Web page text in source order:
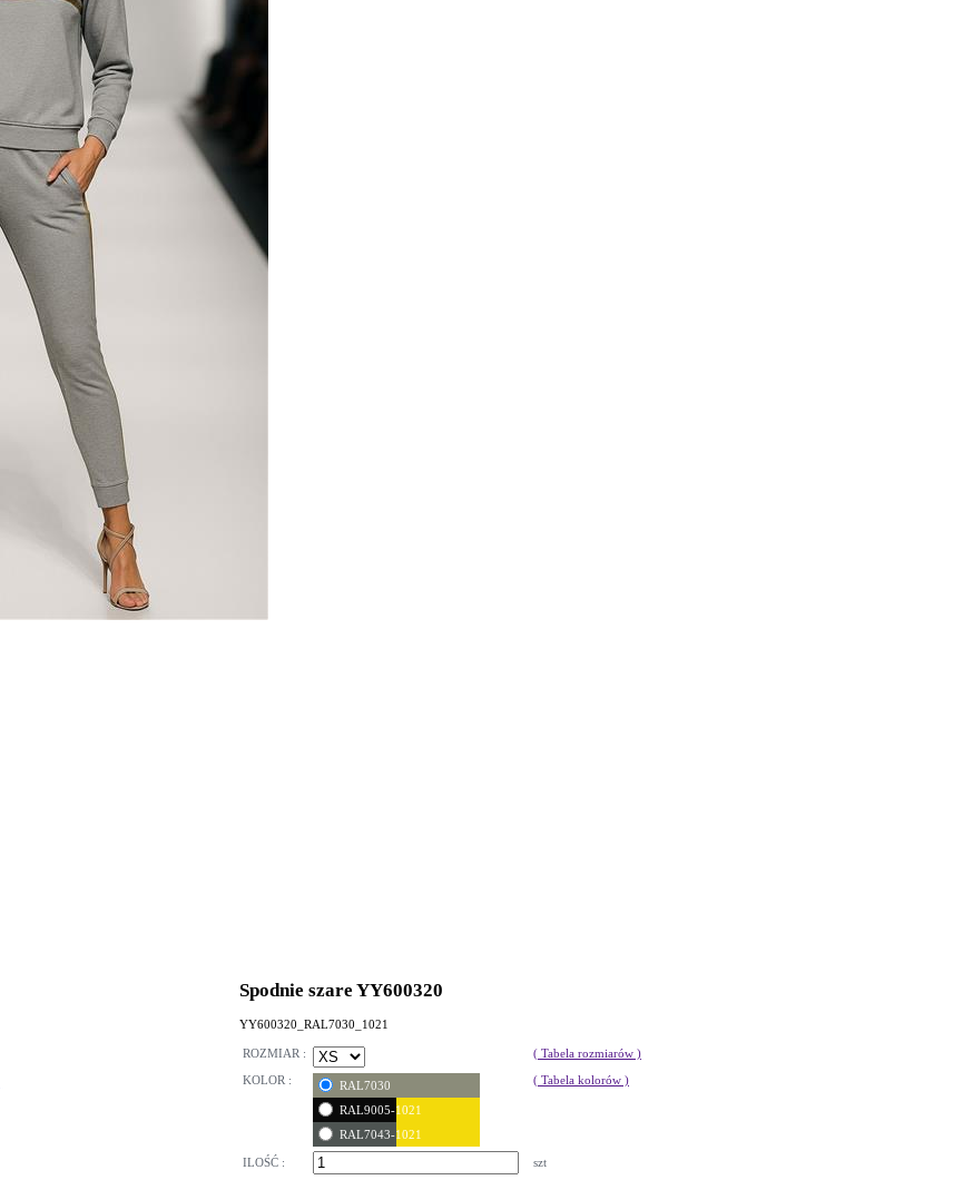
Spodnie szare YY600320
YY600320_RAL7030_1021
ROZMIAR :
( Tabela rozmiarów )
KOLOR :
RAL7030
RAL9005-1021
RAL7043-1021
( Tabela kolorów )
ILOŚĆ : szt